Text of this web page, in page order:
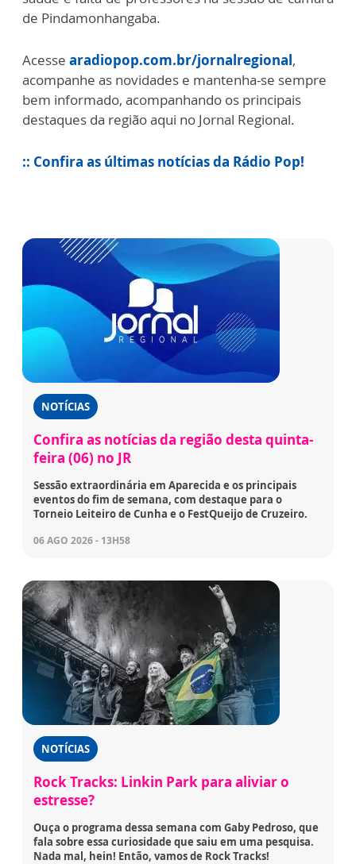
de Pindamonhangaba.
Acesse aradiopop.com.br/jornalregional,
acompanhe as novidades e mantenha-se sempre
bem informado, acompanhando os principais
destaques da região aqui no Jornal Regional.
:: Confira as últimas notícias da Rádio Pop!
NOTÍCIAS
Confira as notícias da região desta quinta-
feira (06) no JR
Sessão extraordinária em Aparecida e os principais
eventos do fim de semana, com destaque para o
Torneio Leiteiro de Cunha e o FestQueijo de Cruzeiro.
06 AGO 2026 - 13H58
NOTÍCIAS
Rock Tracks: Linkin Park para aliviar o
estresse?
Ouça o programa dessa semana com Gaby Pedroso, que
fala sobre essa curiosidade que saiu em uma pesquisa.
Nada mal, hein! Então, vamos de Rock Tracks!